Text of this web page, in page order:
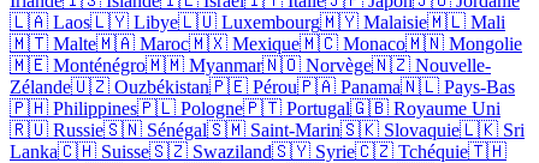
🇱🇦 Laos🇱🇾 Libye🇱🇺 Luxembourg🇲🇾 Malaisie🇲🇱 Mali
🇲🇹 Malte🇲🇦 Maroc🇲🇽 Mexique🇲🇨 Monaco🇲🇳 Mongolie
🇲🇪 Monténégro🇲🇲 Myanmar🇳🇴 Norvège🇳🇿 Nouvelle-
Zélande🇺🇿 Ouzbékistan🇵🇪 Pérou🇵🇦 Panama🇳🇱 Pays-Bas
🇵🇭 Philippines🇵🇱 Pologne🇵🇹 Portugal🇬🇧 Royaume Uni
🇷🇺 Russie🇸🇳 Sénégal🇸🇲 Saint-Marin🇸🇰 Slovaquie🇱🇰 Sri
Lanka🇨🇭 Suisse🇸🇿 Swaziland🇸🇾 Syrie🇨🇿 Tchéquie🇹🇭